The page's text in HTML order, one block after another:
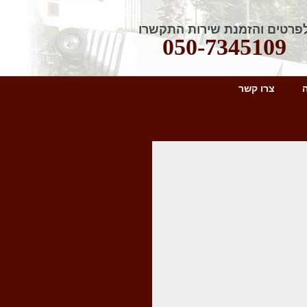
והזמנת שירות התקשרו
050-7345109
צרו קשר